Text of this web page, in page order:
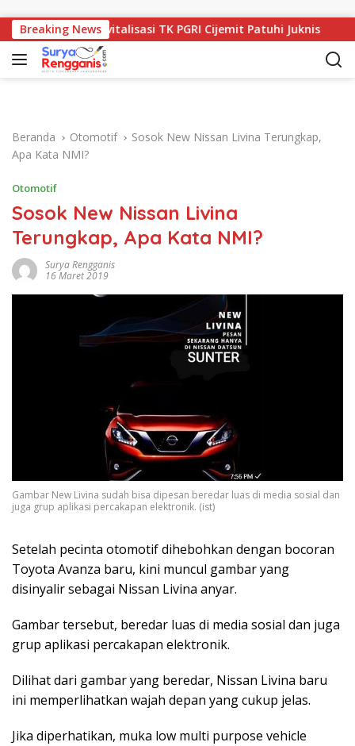
Breaking News
Program Revitalisasi TK PGRI Cijemit Patuhi Juknis
Beranda Otomotif
Sosok New Nissan Livina Terungkap,
Apa Kata NMI?
Otomotif
Sosok New Nissan Livina
Terungkap, Apa Kata NMI?
Surya Rengganis
16 Maret 2019
Gambar New Livina sudah bisa dipesan beredar luas di media sosial dan
juga grup aplikasi percakapan elektronik. (ist)
Setelah pecinta otomotif dihebohkan dengan bocoran
Toyota Avanza baru, kini muncul gambar yang
disinyalir sebagai Nissan Livina anyar.
Gambar tersebut, beredar luas di media sosial dan juga
grup aplikasi percakapan elektronik.
Dilihat dari gambar yang beredar, Nissan Livina baru
ini memperlihatkan wajah depan yang cukup jelas.
Jika diperhatikan, muka low multi purpose vehicle